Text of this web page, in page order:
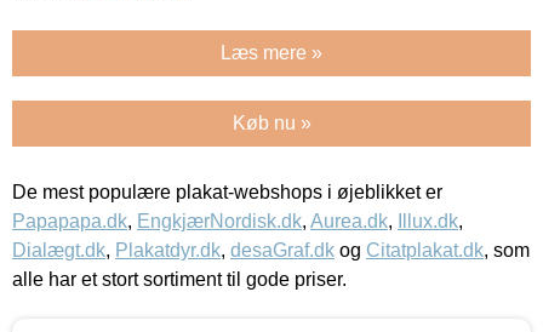
Læs mere »
Køb nu »
De mest populære plakat-webshops i øjeblikket er
Papapapa.dk, EngkjærNordisk.dk, Aurea.dk, Illux.dk,
Dialægt.dk, Plakatdyr.dk, desaGraf.dk og Citatplakat.dk, som
alle har et stort sortiment til gode priser.